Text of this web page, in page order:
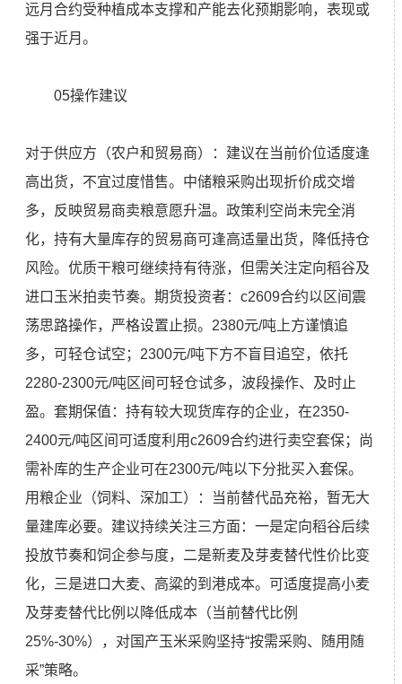
远月合约受种植成本支撑和产能去化预期影响，表现或
强于近月。
05操作建议
对于供应方（农户和贸易商）：建议在当前价位适度逢
高出货，不宜过度惜售。中储粮采购出现折价成交增
多，反映贸易商卖粮意愿升温。政策利空尚未完全消
化，持有大量库存的贸易商可逢高适量出货，降低持仓
风险。优质干粮可继续持有待涨，但需关注定向稻谷及
进口玉米拍卖节奏。期货投资者：c2609合约以区间震
荡思路操作，严格设置止损。2380元/吨上方谨慎追
多，可轻仓试空；2300元/吨下方不盲目追空，依托
2280-2300元/吨区间可轻仓试多，波段操作、及时止
盈。套期保值：持有较大现货库存的企业，在2350-
2400元/吨区间可适度利用c2609合约进行卖空套保；尚
需补库的生产企业可在2300元/吨以下分批买入套保。
用粮企业（饲料、深加工）：当前替代品充裕，暂无大
量建库必要。建议持续关注三方面：一是定向稻谷后续
投放节奏和饲企参与度，二是新麦及芽麦替代性价比变
化，三是进口大麦、高粱的到港成本。可适度提高小麦
及芽麦替代比例以降低成本（当前替代比例
25%-30%），对国产玉米采购坚持“按需采购、随用随
采”策略。